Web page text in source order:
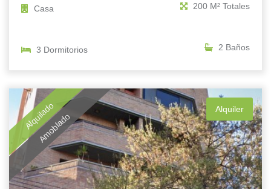
Casa 200 M² Totales
3 Dormitorios 2 Baños
Alquilado
Amoblado
Alquiler